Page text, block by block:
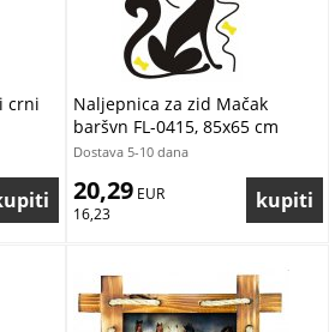
crni
Naljepnica za zid Mačak
baršvn FL-0415, 85x65 cm
Dostava 5-10 dana
20,29 EUR
16,23